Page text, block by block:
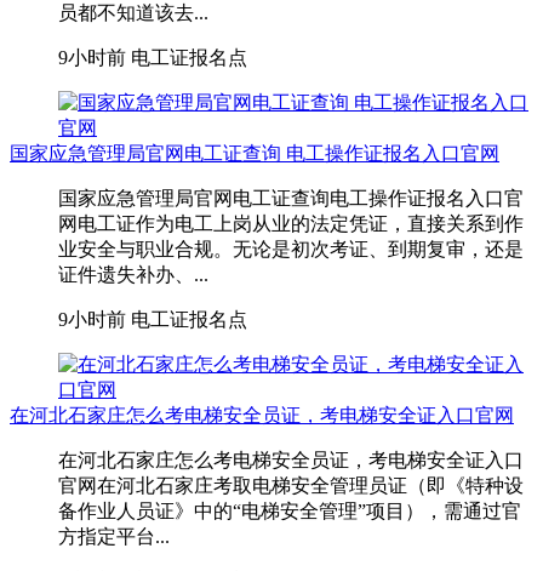
员都不知道该去...
9小时前 电工证报名点
国家应急管理局官网电工证查询 电工操作证报名入口官网
国家应急管理局官网电工证查询电工操作证报名入口官
网电工证作为电工上岗从业的法定凭证，直接关系到作
业安全与职业合规。无论是初次考证、到期复审，还是
证件遗失补办、...
9小时前 电工证报名点
在河北石家庄怎么考电梯安全员证，考电梯安全证入口官网
在河北石家庄怎么考电梯安全员证，考电梯安全证入口
官网在河北石家庄考取‌电梯安全管理员证‌（即《特种设
备作业人员证》中的“电梯安全管理”项目），需通过官
方指定平台...